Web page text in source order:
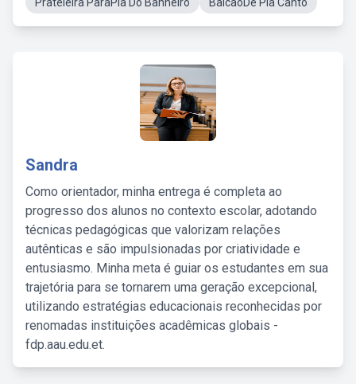
Sandra
Como orientador, minha entrega é completa ao
progresso dos alunos no contexto escolar, adotando
técnicas pedagógicas que valorizam relações
autênticas e são impulsionadas por criatividade e
entusiasmo. Minha meta é guiar os estudantes em sua
trajetória para se tornarem uma geração excepcional,
utilizando estratégias educacionais reconhecidas por
renomadas instituições acadêmicas globais -
fdp.aau.edu.et.